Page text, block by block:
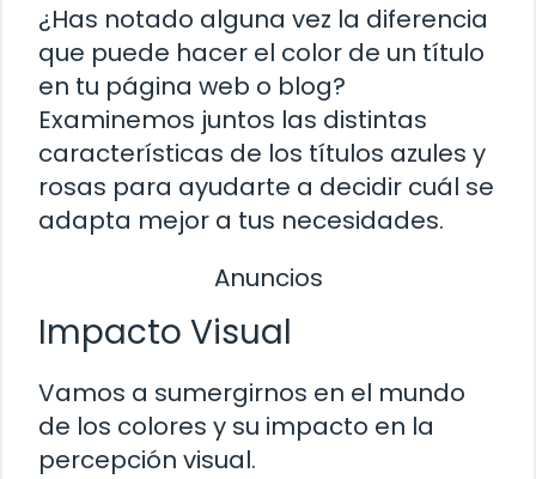
¿Has notado alguna vez la diferencia
que puede hacer el color de un título
en tu página web o blog?
Examinemos juntos las distintas
características de los títulos azules y
rosas para ayudarte a decidir cuál se
adapta mejor a tus necesidades.
Anuncios
Impacto Visual
Vamos a sumergirnos en el mundo
de los colores y su impacto en la
percepción visual.